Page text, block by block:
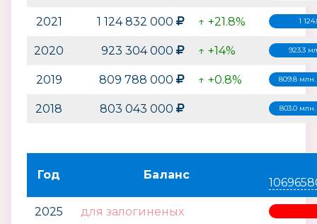
2021 1 124 832 000 ↑ +21.8% 1
2020 923 304 000 ↑ +14% 923.3
2019 809 788 000 ↑ +0.8% 809.8
2018 803 043 000 803.0
Год Баланс
2025 для залогиненых